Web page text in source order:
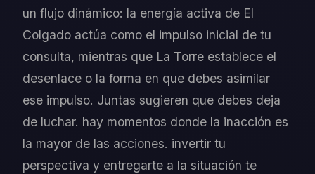
un flujo dinámico: la energía activa de El
Colgado actúa como el impulso inicial de tu
consulta, mientras que La Torre establece el
desenlace o la forma en que debes asimilar
ese impulso. Juntas sugieren que debes deja
de luchar. hay momentos donde la inacción es
la mayor de las acciones. invertir tu
perspectiva y entregarte a la situación te